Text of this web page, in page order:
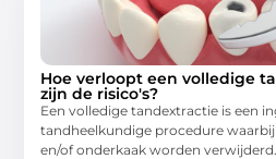
Hoe verloopt een volledige
zijn de risico's?
Een volledige tandextractie is een
tandheelkundige procedure
en/of onderkaak worden